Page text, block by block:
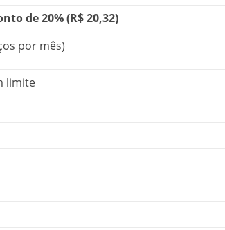
de 20% (R$ 20,32)
por mês)
limite